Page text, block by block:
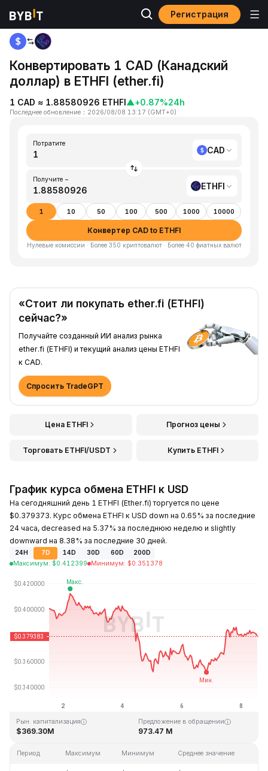
Регистрация
Главная
Конвертировать 1 CAD (Канадский
доллар) в ETHFI (ether.fi)
1 CAD ≈ 1.88580926 ETHFI▲+0.87%24h
Последнее обновление ： 2026/08/08 13:17 (GMT+0)
Потратите
CAD
Получите ~
ETHFI
1 10 50 100 500 1000 10000
Конвертер CAD to ETHFI
Нулевые комиссии · Более 350 криптовалют · Более 40 фиатных валют
«Стоит ли покупать ether.fi (ETHFI)
сейчас?»
Получайте созданный ИИ анализ рынка
ether.fi (ETHFI) и текущий анализ цены ETHFI
к CAD.
Спросить TradeGPT
Цена ETHFI Прогноз цены
Торговать ETHFI/USDT Купить ETHFI
График курса обмена ETHFI к USD
На сегодняшний день 1 ETHFI (Ether.fi) торгуется по цене
$0.379373. Курс обмена ETHFI к USD down на 0.65% за последние
24 часа, decreased на 5.37% за последнюю неделю и slightly
downward на 8.38% за последние 30 дней.
24H 7D 14D 30D 60D
200D
Максимум: $0.412399 Минимум: $0.351378
Рын. капитализация
$369.30M
Предложение в обращении
973.47 M
Период Максимум Минимум Среднее значение